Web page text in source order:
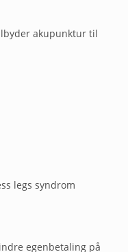
akupunktur til
legs syndrom
egenbetaling på